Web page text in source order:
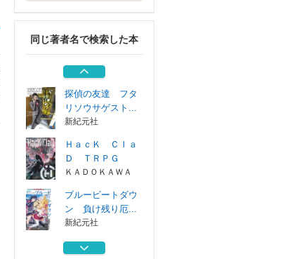
同じ著者名で検索した本
新紀元社
なにもない村
新紀元社
探偵の友達 フタ
リソウサゲスト...
新紀元社
ＨａｃＫ Ｃｌａ
Ｄ ＴＲＰＧ
ＫＡＤＯＫＡＷＡ
ブルービートダウ
ン 負け残り厄...
新紀元社
マルチジャンル・